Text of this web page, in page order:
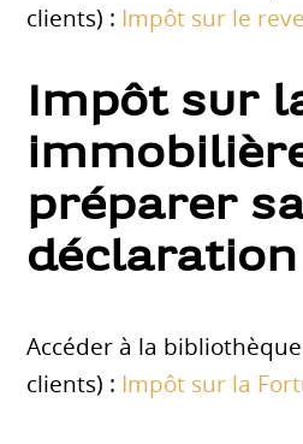
clients) : Impôt sur le
Impôt sur
préparer
déclaration
Accéder à la
clients) : Impôt sur la